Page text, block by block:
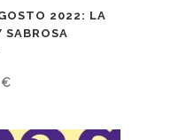
2022: LA
SABROSA
€